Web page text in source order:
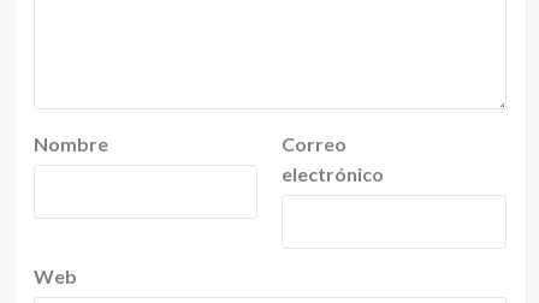
Nombre
Correo
electrónico
Web